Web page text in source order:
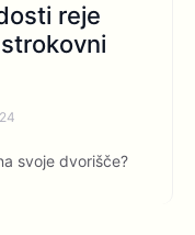
reje
svoje dvorišče?